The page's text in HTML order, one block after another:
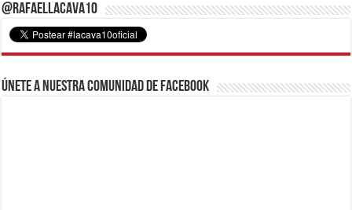
@RafaelLacava10
Únete a nuestra comunidad de Facebook